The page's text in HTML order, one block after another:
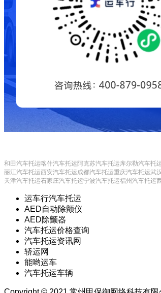
和田汽车托运喀什汽车托运阿克苏汽车托运库尔勒汽车托
丽江汽车托运西安汽车托运成都汽车托运重庆汽车托运武
天津汽车托运石家庄汽车托运宁波汽车托运福州汽车托运
运车行汽车托运
AED自动除颤仪
AED除颤器
汽车托运价格查询
汽车托运资讯网
轿运网
能哟运车
汽车托运车辆